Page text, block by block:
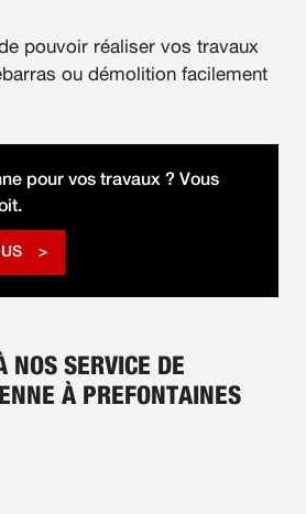
pouvoir réaliser vos travaux
ou démolition facilement
pour vos travaux ? Vous
NOS SERVICE DE
À PREFONTAINES